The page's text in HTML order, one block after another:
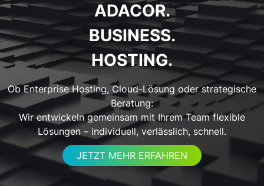
ADACOR.
BUSINESS.
HOSTING.
Ob Enterprise Hosting, Cloud-Lösung oder strategische
Beratung:
Wir entwickeln gemeinsam mit Ihrem Team flexible
Lösungen – individuell, verlässlich, schnell.
JETZT MEHR ERFAHREN